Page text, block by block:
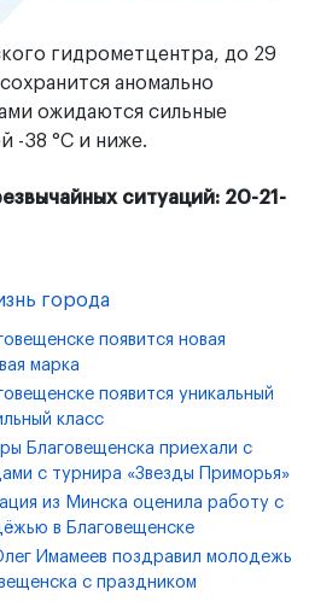
гидрометцентра, до 29
аномально
ожидаются сильные
-38 °С и ниже.
ситуаций: 20-21-
города
появится новая
марка
появится уникальный
класс
Благовещенска приехали с
с турнира «Звезды Приморья»
из Минска оценила работу с
в Благовещенске
Имамеев поздравил молодежь
с праздником